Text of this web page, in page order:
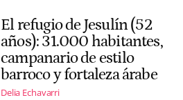
El refugio de Jesulín (52
años): 31.000 habitantes,
campanario de estilo
barroco y fortaleza árabe
Delia Echavarri